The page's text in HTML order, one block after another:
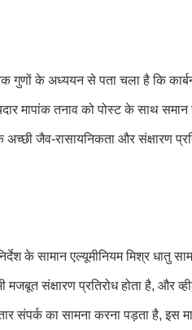
गुणों के अध्ययन से पता चला है कि
मापांक तनाव को पोस्ट के साथ समान
जैव-रासायनिकता और संक्षारण
के सामान एल्यूमीनियम मिश्र धातु
संक्षारण प्रतिरोध होता है, और
का सामना करना पड़ता है, इस